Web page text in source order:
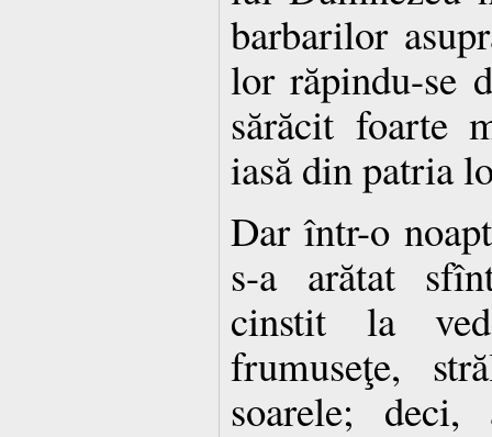
barbarilor
lor răpindu-se
sărăcit foarte
iasă din patria
Dar într-o
s-a arătat
cinstit la
frumuseţe,
soarele;